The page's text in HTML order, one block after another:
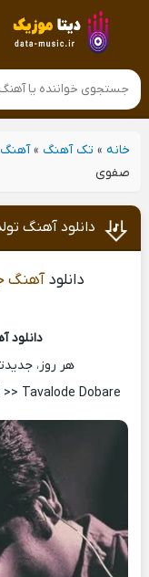
خانه» تک آهنگ »
صفوی
دانلود آهنگ
دانلودآهنگ
دانلود
هر روز،
Tavalode Dobare